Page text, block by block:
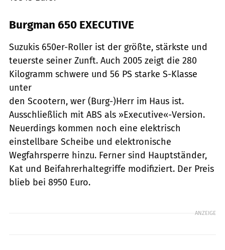
Burgman 650 EXECUTIVE
Suzukis 650er-Roller ist der größte, stärkste und
teuerste seiner Zunft. Auch 2005 zeigt die 280
Kilogramm schwere und 56 PS starke S-Klasse
unter
den Scootern, wer (Burg-)Herr im Haus ist.
Ausschließlich mit ABS als »Executive«-Version.
Neuerdings kommen noch eine elektrisch
einstellbare Scheibe und elektronische
Wegfahrsperre hinzu. Ferner sind Hauptständer,
Kat und Beifahrerhaltegriffe modifiziert. Der Preis
blieb bei 8950 Euro.
ANZEIGE